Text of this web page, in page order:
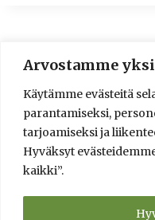
Arvostamme
Käytämme evästeitä
parantamiseksi,
tarjoamiseksi ja
Hyväksyt
kaikki”.
© 2016-2025 Lassi A.
info@saunologia.fi
Facebook
LinkedIn
Instagram
Brief in English